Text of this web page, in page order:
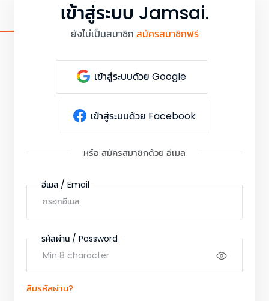
เข้าสู่ระบบ Jamsai.
ยังไม่เป็นสมาชิก สมัครสมาชิกฟรี
เข้าสู่ระบบด้วย Google
เข้าสู่ระบบด้วย Facebook
หรือ สมัครสมาชิกด้วย อีเมล
อีเมล / Email
รหัสผ่าน / Password
ลืมรหัสผ่าน?